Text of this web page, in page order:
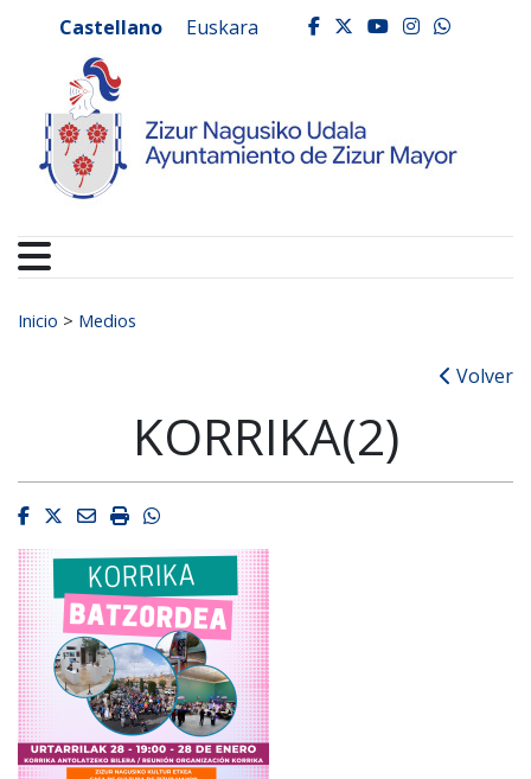
Ayuntamiento de
Castellano Euskara facebook
twitter
youtube
Buscar:
Inicio > Medios
Volver
KORRIKA(2)
Facebook
Twitter
EmailImprimirWhatsapp